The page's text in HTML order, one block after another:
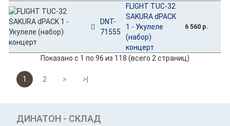
DNT-
71555
FLIGHT TUC-32
SAKURA dPACK
1 - Укулеле
(набор)
концерт
6 560 р.
Показано с 1 по 96 из 118 (всего 2 страниц)
1 2 > >|
ДИНАТОН - СКЛАД